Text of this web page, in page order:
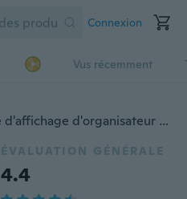
Connexion
Vus récemment
Stockage acrylique de boîte d'affichage d'organisateur de bijoux de cosmétiques de maquillage de style divers avec des tiroirs
ÉVALUATION GÉNÉRALE
4.4